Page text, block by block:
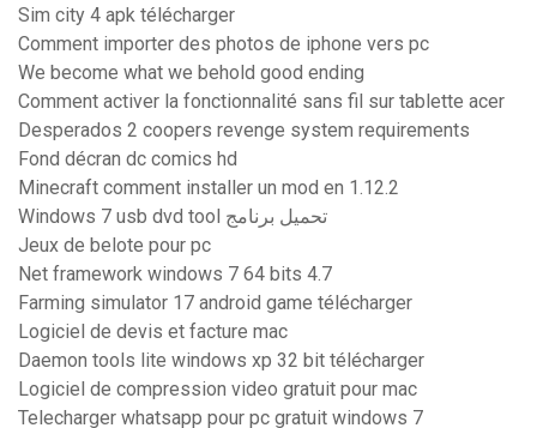
Sim city 4 apk télécharger
Comment importer des photos de iphone vers pc
We become what we behold good ending
Comment activer la fonctionnalité sans fil sur tablette acer
Desperados 2 coopers revenge system requirements
Fond décran dc comics hd
Minecraft comment installer un mod en 1.12.2
Windows 7 usb dvd tool تحميل برنامج
Jeux de belote pour pc
Net framework windows 7 64 bits 4.7
Farming simulator 17 android game télécharger
Logiciel de devis et facture mac
Daemon tools lite windows xp 32 bit télécharger
Logiciel de compression video gratuit pour mac
Telecharger whatsapp pour pc gratuit windows 7